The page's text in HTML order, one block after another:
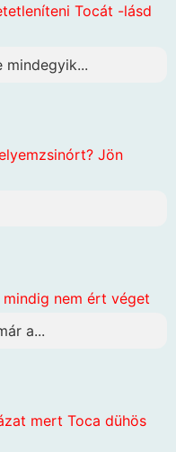
Tocát -lásd
mindegyik...
Jön
nem ért véget
a...
mert Toca dühös